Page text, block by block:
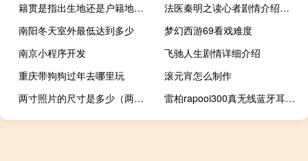
籍贯是指出生地还是户籍地（籍贯）
法医秦明之读心者剧情介绍大结局
南阳冬天室外最低达到多少
梦幻西游69看戏难度
南京小程序开发
飞驰人生剧情详细介绍
重庆带狗狗过年去哪里玩
滚元宵怎么制作
两寸照片的尺寸是多少（两寸是多少厘米）
雷柏rapooi300真无线蓝牙耳机（雷柏ratv）